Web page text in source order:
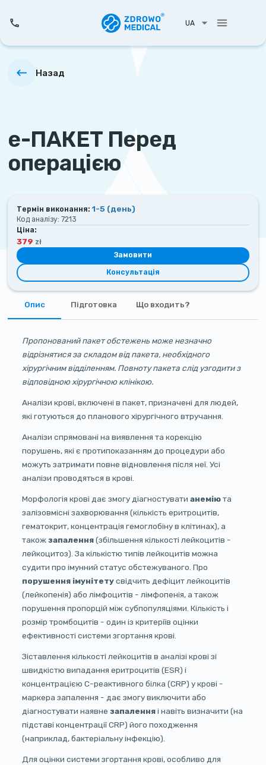
UA
Назад
е-ПАКЕТ Перед
операцією
Опис Підготовка Що входить?
Пропонований пакет обстежень може незначно
відрізнятися за складом від пакета, необхідного
хірургічним відділенням. Повноту пакета слід узгодити з
відповідною хірургічною клінікою.
Аналізи крові, включені в пакет, призначені для людей,
які готуються до планового хірургічного втручання.
Аналізи спрямовані на виявлення та корекцію
порушень, які є протипоказанням до процедури або
можуть затримати повне відновлення після неї. Усі
аналізи проводяться в крові.
Морфологія крові дає змогу діагностуватианеміюта
залізовмісні захворювання (кількість еритроцитів,
гематокрит, концентрація гемоглобіну в клітинах), а
такожзапалення(збільшення кількості лейкоцитів -
лейкоцитоз). За кількістю типів лейкоцитів можна
судити про імунний статус обстежуваного. Про
порушення імунітетусвідчить дефіцит лейкоцитів
(лейкопенія) або лімфоцитів - лімфопенія, а також
порушення пропорцій між субпопуляціями. Кількість і
розмір тромбоцитів - один із критеріїв оцінки
ефективності системи згортання крові.
Зіставлення кількості лейкоцитів в аналізі крові зі
швидкістю випадання еритроцитів (ESR) і
концентрацією С-реактивного білка (CRP) у крові -
маркера запалення - дає змогу виключити або
діагностувати наявнезапаленняі навіть визначити (на
підставі концентрації CRP) його походження
(наприклад, бактеріальну інфекцію).
Для оцінки системи згортання крові, особливо для
Термін виконання: 1-5 (день)
Код аналізу: 7213
Ціна:
379 zł
Замовити
Консультація